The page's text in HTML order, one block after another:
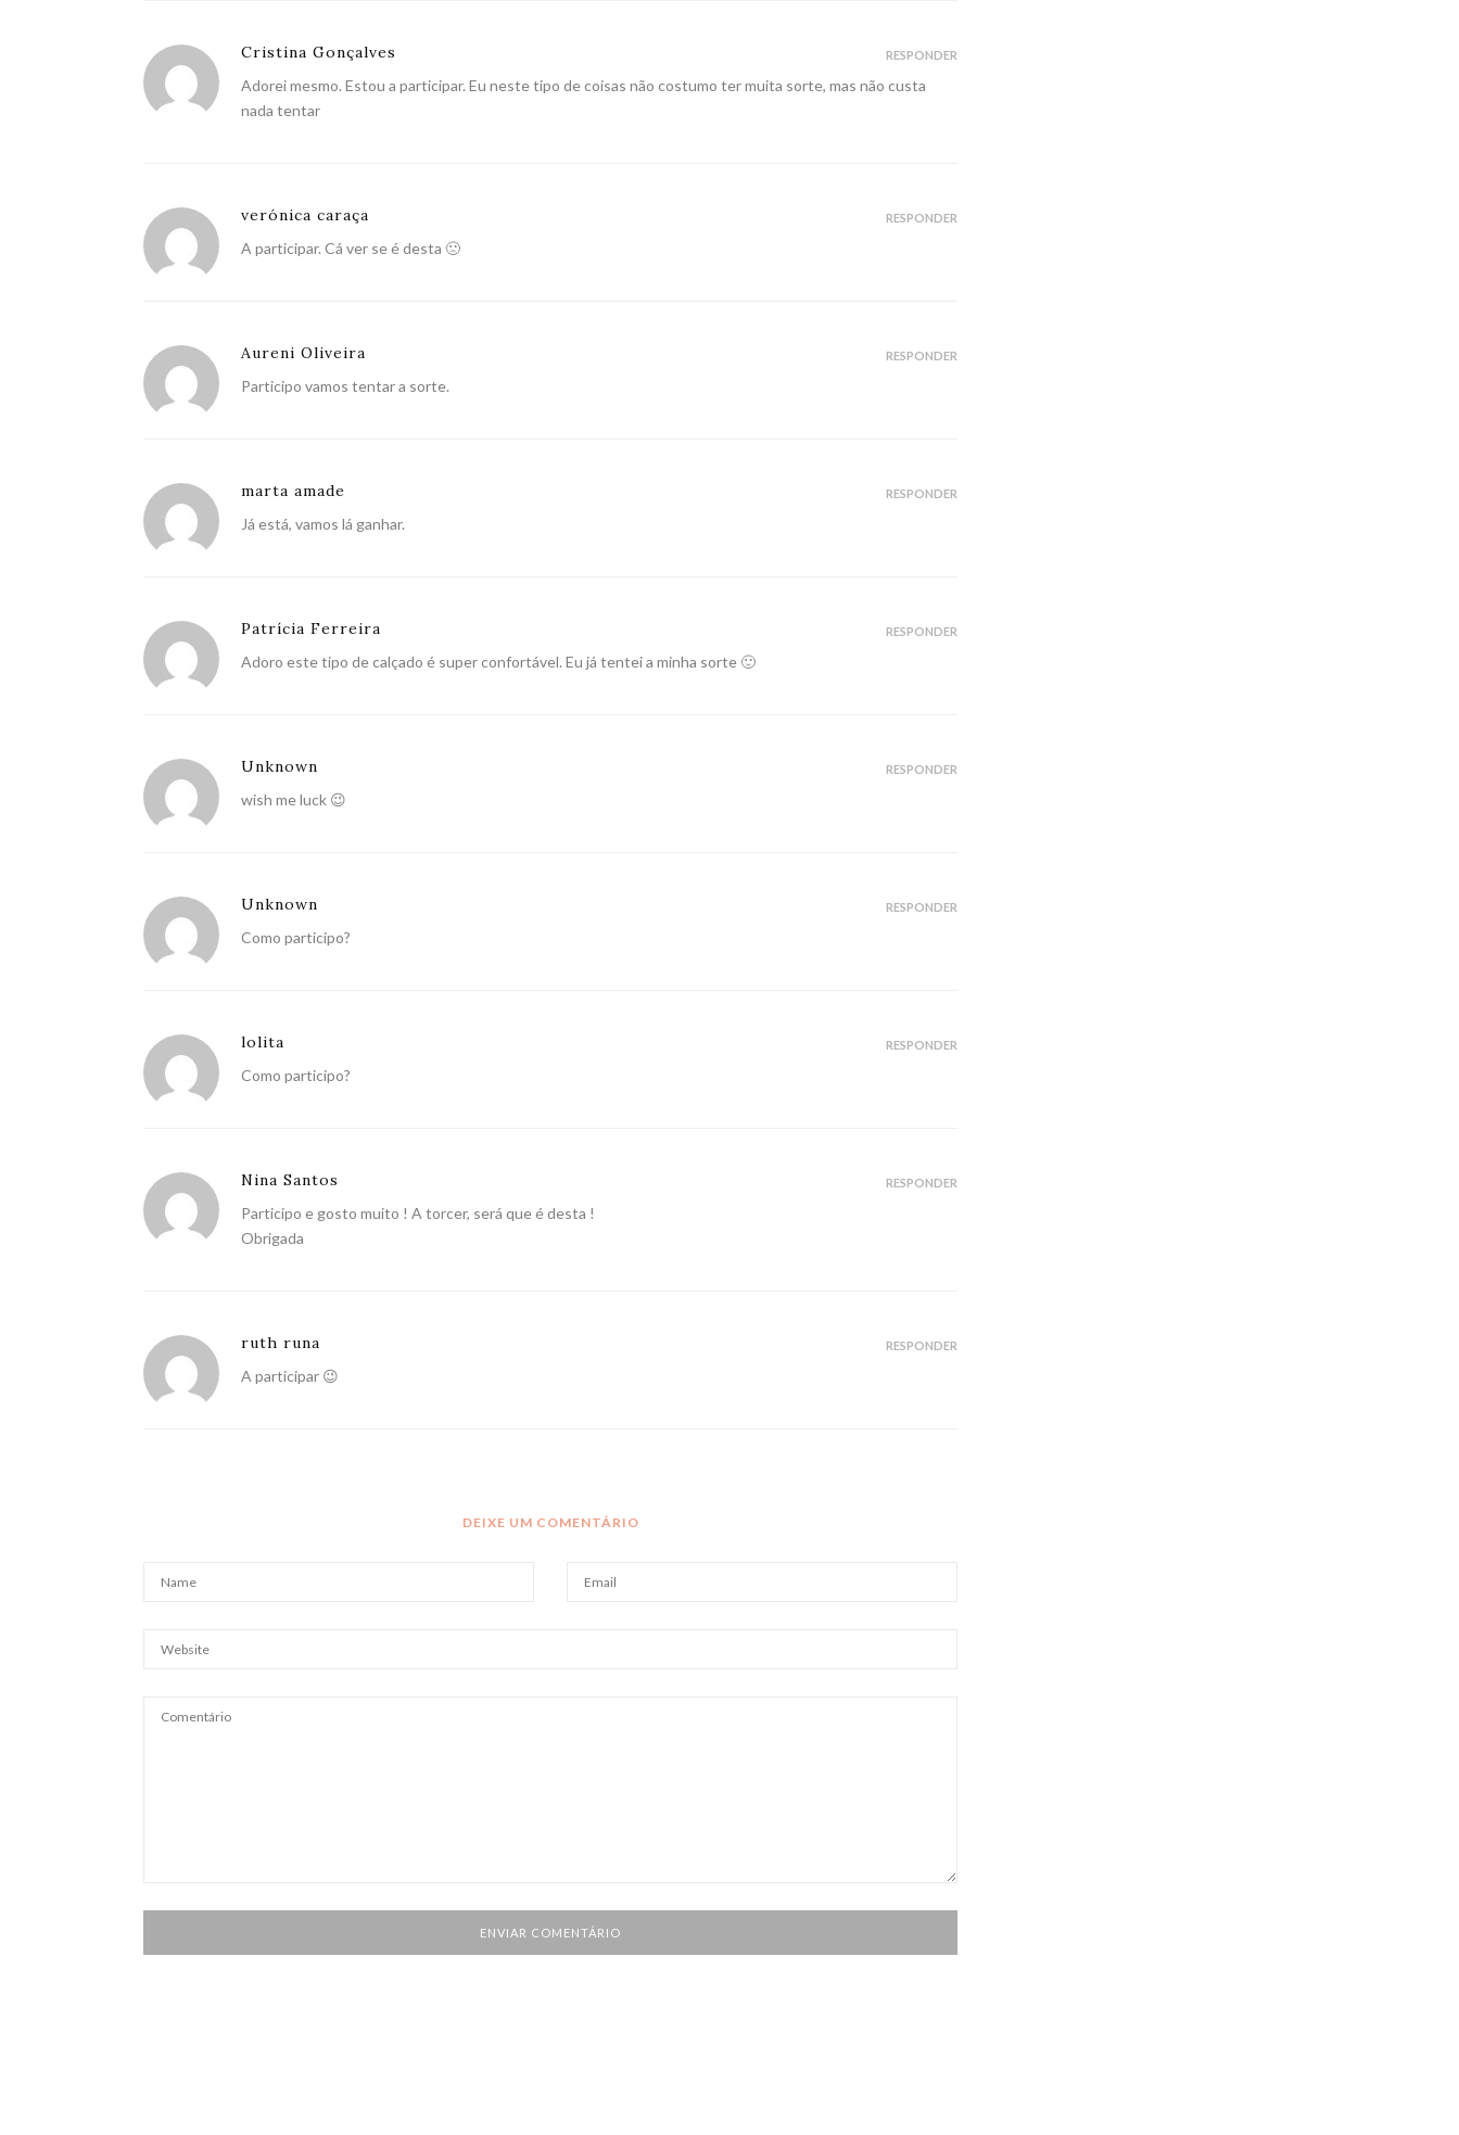
Cristina Gonçalves
Adorei mesmo. Estou a participar. Eu neste tipo de coisas não costumo ter muita sorte, mas não custa
nada tentar
RESPONDER
verónica caraça
A participar. Cá ver se é desta 🙁
RESPONDER
Aureni Oliveira
Participo vamos tentar a sorte.
RESPONDER
marta amade
Já está, vamos lá ganhar.
RESPONDER
Patrícia Ferreira
Adoro este tipo de calçado é super confortável. Eu já tentei a minha sorte 🙂
RESPONDER
Unknown
wish me luck 😉
RESPONDER
Unknown
Como participo?
RESPONDER
lolita
Como participo?
RESPONDER
Nina Santos
Participo e gosto muito ! A torcer, será que é desta !
Obrigada
RESPONDER
ruth runa
A participar 😉
RESPONDER
DEIXE UM COMENTÁRIO